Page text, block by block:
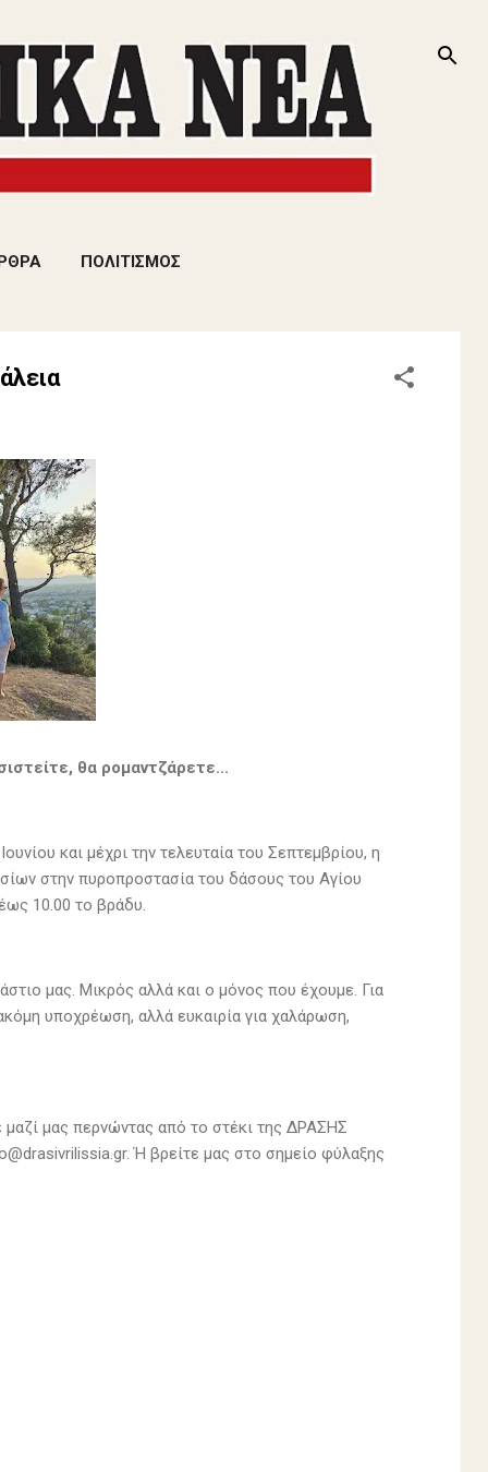
ΠΟΛΙΤΙΣΜΟΣ
θα ρομαντζάρετε...
και μέχρι την τελευταία του Σεπτεμβρίου, η
στην πυροπροστασία του δάσους του Αγίου
10.00 το βράδυ.
μας. Μικρός αλλά και ο μόνος που έχουμε. Για
υποχρέωση, αλλά ευκαιρία για χαλάρωση,
μαζί μας περνώντας από το στέκι της ΔΡΑΣΗΣ
Ή βρείτε μας στο σημείο φύλαξης